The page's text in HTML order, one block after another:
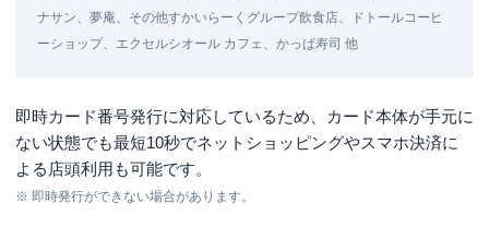
ナサン、夢庵、その他すかいらーくグループ飲食店、ドトールコーヒ
ーショップ、エクセルシオール カフェ、かっぱ寿司 他
即時カード番号発行に対応しているため、カード本体が手元に
ない状態でも最短10秒でネットショッピングやスマホ決済に
よる店頭利用も可能です。
※ 即時発行ができない場合があります。